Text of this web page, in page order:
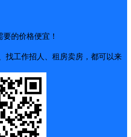
的价格便宜！
找工作招人、租房卖房，都可以来